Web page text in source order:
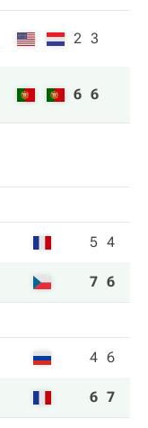
2 3
6 6
5 4
7 6
4 6
6 7